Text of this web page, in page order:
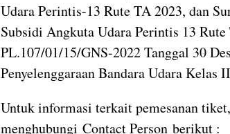
Udara Perintis-13 Rute TA 2023, dan
Subsidi Angkuta Udara Perintis 13
PL.107/01/15/GNS-2022 Tanggal 30
Penyelenggaraan Bandara Udara Kelas
Untuk informasi terkait pemesanan
menghubungi Contact Person berikut :